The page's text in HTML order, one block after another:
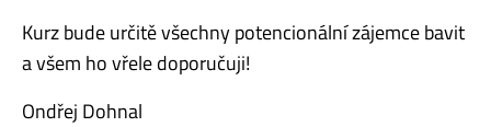
Kurz bude určitě všechny potencionální zájemce bavit
a všem ho vřele doporučuji!
Ondřej Dohnal